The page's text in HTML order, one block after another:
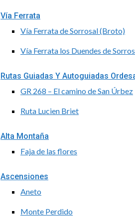
Vía Ferrata
Vía Ferrata de Sorrosal (Broto)
Vía Ferrata los Duendes de
Rutas Guiadas Y Autoguiadas
GR 268 – El camino de San Úrbez
Ruta Lucien Briet
Alta Montaña
Faja de las flores
Ascensiones
Aneto
Monte Perdido